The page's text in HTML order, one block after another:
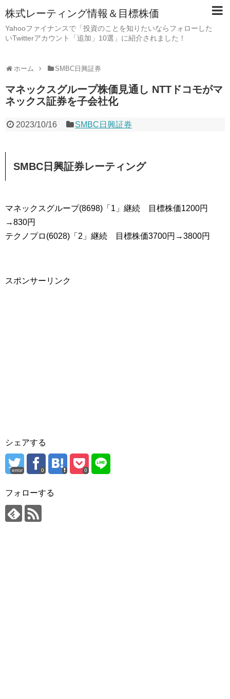
株式レーティング情報＆目標株価
Yahooファイナンスで「投資のことを知りたいならフォローした
いTwitterアカウント「追加」10選」に紹介されました！
ホーム SMBC日興証券
マネックスグループ株価見通し NTTドコモがマ
ネックス証券を子会社化
2023/10/16 SMBC日興証券
SMBC日興証券レーティング
マネックスグループ(8698)「1」継続 目標株価1200円
→830円
テクノプロ(6028)「2」継続 目標株価3700円→3800円
スポンサーリンク
シェアする
error 0 0
フォローする